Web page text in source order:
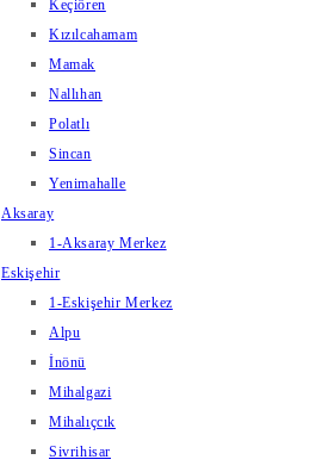
Keçiören
Kızılcahamam
Mamak
Nallıhan
Polatlı
Sincan
Yenimahalle
Aksaray
1-Aksaray Merkez
Eskişehir
1-Eskişehir Merkez
Alpu
İnönü
Mihalgazi
Mihalıçcık
Sivrihisar